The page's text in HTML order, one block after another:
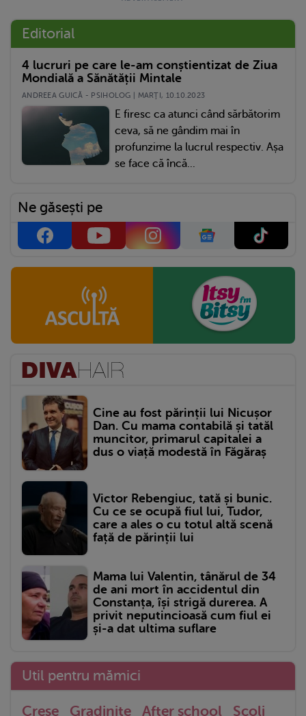
Editorial
4 lucruri pe care le-am conștientizat de Ziua
Mondială a Sănătății Mintale
ANDREEA GUICĂ - PSIHOLOG | MARŢI, 10.10.2023
E firesc ca atunci când sărbătorim
ceva, să ne gândim mai în
profunzime la lucrul respectiv. Așa
se face că încă...
Ne găsești pe
Cine au fost părinții lui Nicușor
Dan. Cu mama contabilă și tatăl
muncitor, primarul capitalei a
dus o viață modestă în Făgăraș
Victor Rebengiuc, tată și bunic.
Cu ce se ocupă fiul lui, Tudor,
care a ales o cu totul altă scenă
față de părinții lui
Mama lui Valentin, tânărul de 34
de ani mort în accidentul din
Constanța, își strigă durerea. A
privit neputincioasă cum fiul ei
și-a dat ultima suflare
Util pentru mămici
Crese Gradinite After school Scoli